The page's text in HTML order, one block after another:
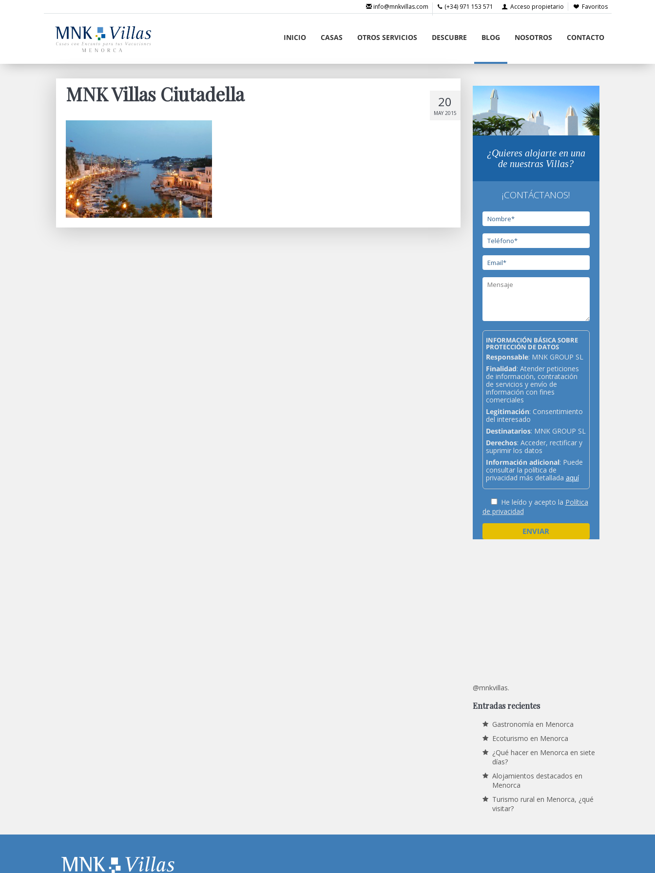
Favoritos
Acceso propietario
(+34) 971 153 571
info@mnkvillas.com
INICIO CASAS OTROS SERVICIOS DESCUBRE BLOG NOSOTROS CONTACTO
20
MAY 2015
MNK Villas Ciutadella
¿Quieres alojarte en una
de nuestras Villas?
¡CONTÁCTANOS!
INFORMACIÓN BÁSICA SOBRE
PROTECCIÓN DE DATOS
Responsable: MNK GROUP SL
Finalidad: Atender peticiones
de información, contratación
de servicios y envío de
información con fines
comerciales
Legitimación: Consentimiento
del interesado
Destinatarios: MNK GROUP SL
Derechos: Acceder, rectificar y
suprimir los datos
Información adicional: Puede
consultar la política de
privacidad más detallada aquí
He leído y acepto la Política
de privacidad
@mnkvillas.
Entradas recientes
Gastronomía en Menorca
Ecoturismo en Menorca
¿Qué hacer en Menorca en siete
días?
Alojamientos destacados en
Menorca
Turismo rural en Menorca, ¿qué
visitar?